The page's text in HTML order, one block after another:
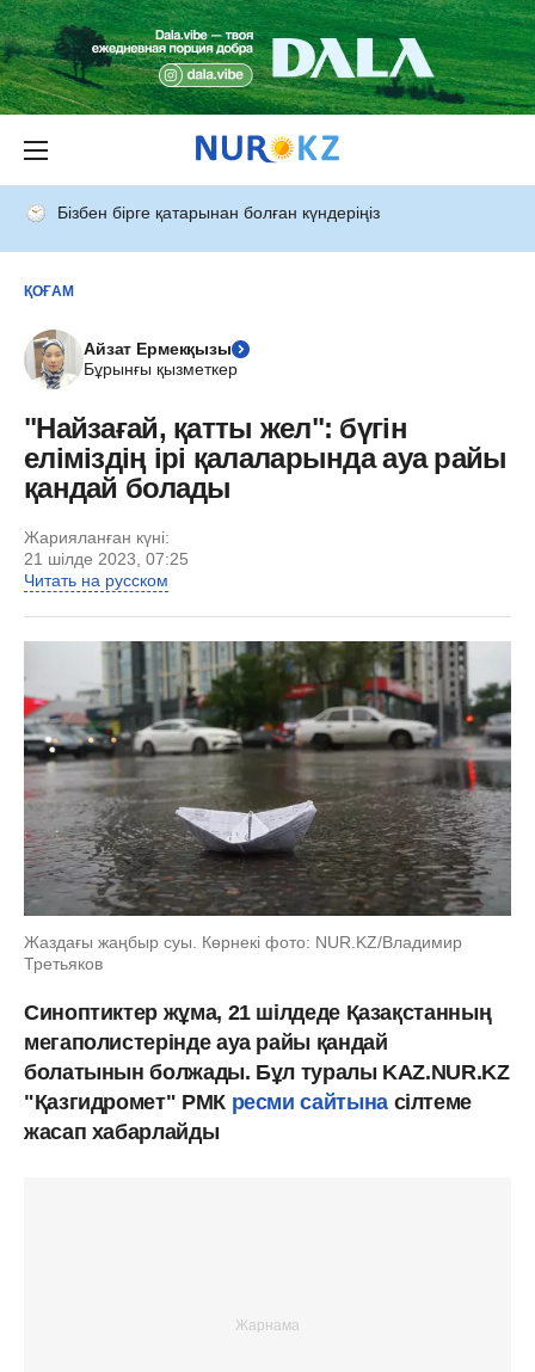
Бізбен бірге қатарынан болған күндеріңіз
ҚОҒАМ
Айзат Ермекқызы
Бұрынғы қызметкер
"Найзағай, қатты жел": бүгін
еліміздің ірі қалаларында ауа райы
қандай болады
Жарияланған күні:
21 шілде 2023, 07:25
Читать на русском
Жаздағы жаңбыр суы. Көрнекі фото: NUR.KZ/Владимир
Третьяков
Синоптиктер жұма, 21 шілдеде Қазақстанның
мегаполистерінде ауа райы қандай
болатынын болжады. Бұл туралы KAZ.NUR.KZ
"Қазгидромет" РМК ресми сайтына сілтеме
жасап хабарлайды